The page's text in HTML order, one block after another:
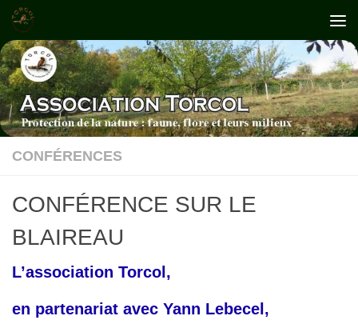
Skip to content
CONFÉRENCES
CONFÉRENCE SUR LE
BLAIREAU
L’association Torcol,
en partenariat avec Yann Lebecel,